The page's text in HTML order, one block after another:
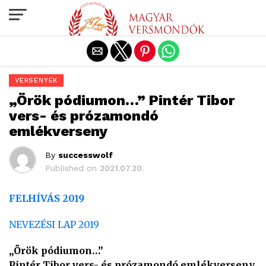
VERSENYEK
„Örök pódiumon…” Pintér Tibor
vers- és prózamondó
emlékverseny
By successwolf
Published on 2021.07.20.
FELHÍVÁS 2019
NEVEZÉSI LAP 2019
„Örök pódiumon…”
Exit mobile version